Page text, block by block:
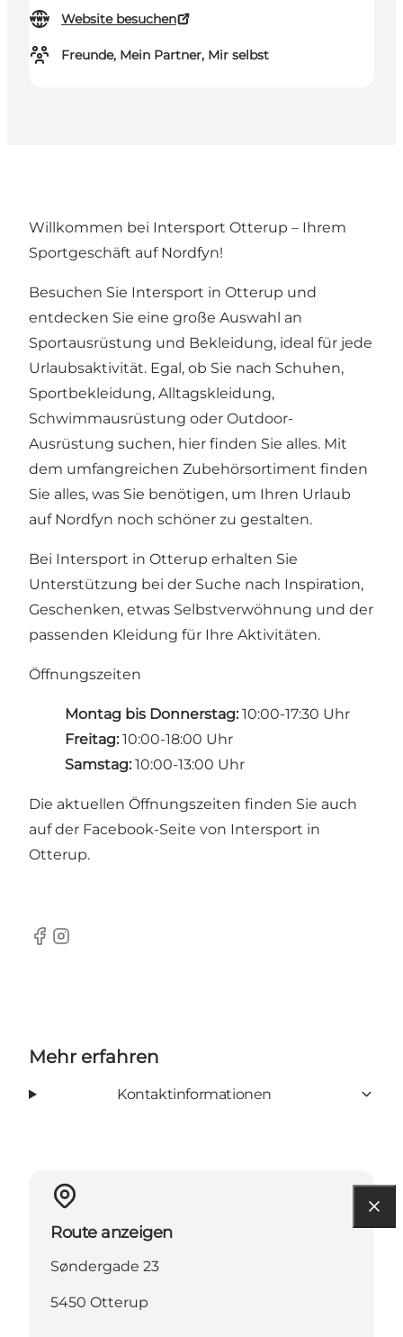
Website besuchen
Freunde, Mein Partner, Mir selbst
Willkommen bei Intersport Otterup – Ihrem
Sportgeschäft auf Nordfyn!
Besuchen Sie Intersport in Otterup und
entdecken Sie eine große Auswahl an
Sportausrüstung und Bekleidung, ideal für jede
Urlaubsaktivität. Egal, ob Sie nach Schuhen,
Sportbekleidung, Alltagskleidung,
Schwimmausrüstung oder Outdoor-
Ausrüstung suchen, hier finden Sie alles. Mit
dem umfangreichen Zubehörsortiment finden
Sie alles, was Sie benötigen, um Ihren Urlaub
auf Nordfyn noch schöner zu gestalten.
Bei Intersport in Otterup erhalten Sie
Unterstützung bei der Suche nach Inspiration,
Geschenken, etwas Selbstverwöhnung und der
passenden Kleidung für Ihre Aktivitäten.
Öffnungszeiten
Montag bis Donnerstag: 10:00-17:30 Uhr
Freitag: 10:00-18:00 Uhr
Samstag: 10:00-13:00 Uhr
Die aktuellen Öffnungszeiten finden Sie auch
auf der Facebook-Seite von Intersport in
Otterup.
Facebook
Instagram
Mehr erfahren
Kontaktinformationen
Route anzeigen
Søndergade 23
5450 Otterup